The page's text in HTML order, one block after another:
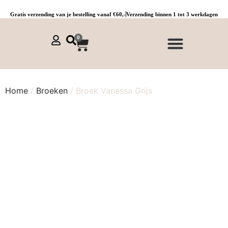
Gratis verzending van je bestelling vanaf €60,-Verzending binnen 1 tot 3 werkdagen
0
Home / Broeken / Broek Vanessa Grijs